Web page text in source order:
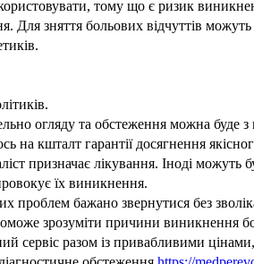
тому що є ризик
Для зняття больових відчуттів
огляду та обстеження можна
на кшталт гарантії досягнення
призначає лікування. Іноді
їх виникнення.
проблем бажано звернутися без
зрозуміти причини виникнення
сервіс разом із привабливими